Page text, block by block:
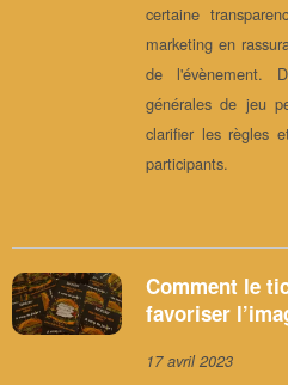
certaine
marketing en
de l'évènement.
générales de jeu
clarifier les règles
participants.
Comment le
favoriser
17 avril 2023